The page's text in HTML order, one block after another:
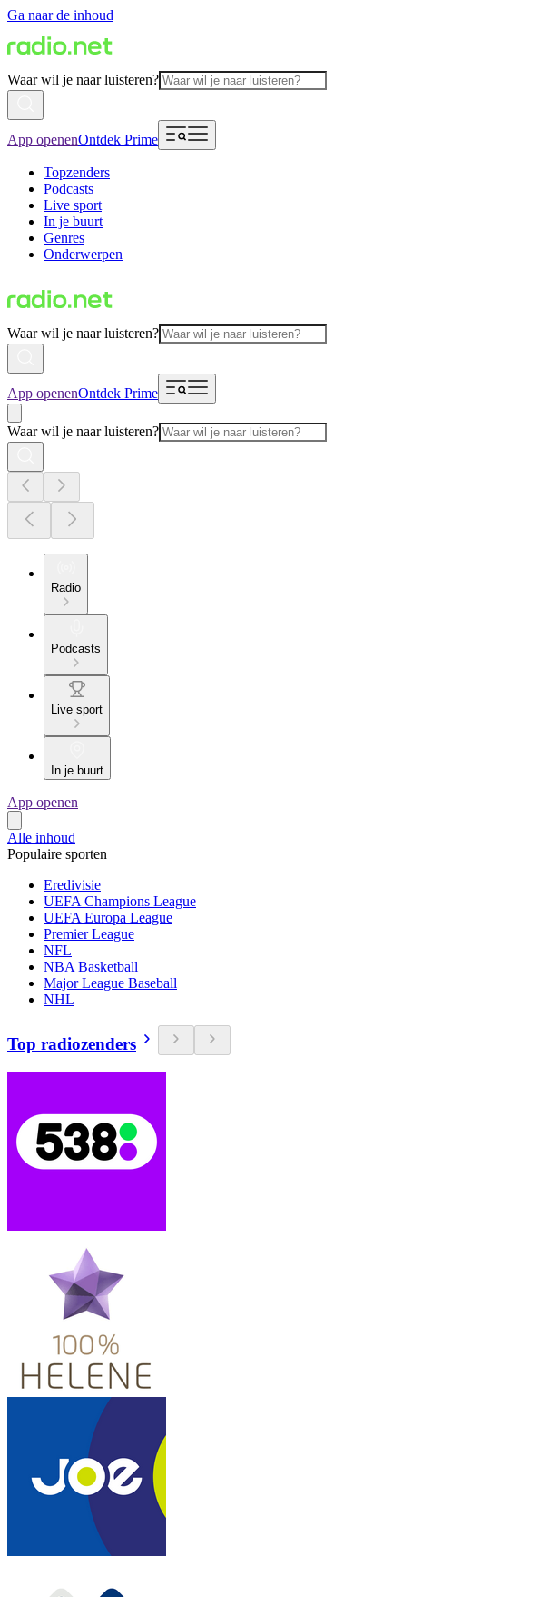
Ga naar de inhoud
Waar wil je naar luisteren?
App openenOntdek Prime
Topzenders
Podcasts
Live sport
In je buurt
Genres
Onderwerpen
Waar wil je naar luisteren?
App openenOntdek Prime
Waar wil je naar luisteren?
Radio
Podcasts
Live sport
In je buurt
App openen
Alle inhoud
Populaire sporten
Eredivisie
UEFA Champions League
UEFA Europa League
Premier League
NFL
NBA Basketball
Major League Baseball
NHL
Top radiozenders